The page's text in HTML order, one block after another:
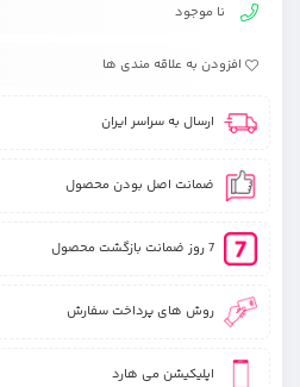
نا موجود
افزودن به علاقه مندی ها
ارسال به سراسر ایران
ضمانت اصل بودن محصول
7 روز ضمانت بازگشت محصول
روش های پرداخت سفارش
اپلیکیشن می هارد